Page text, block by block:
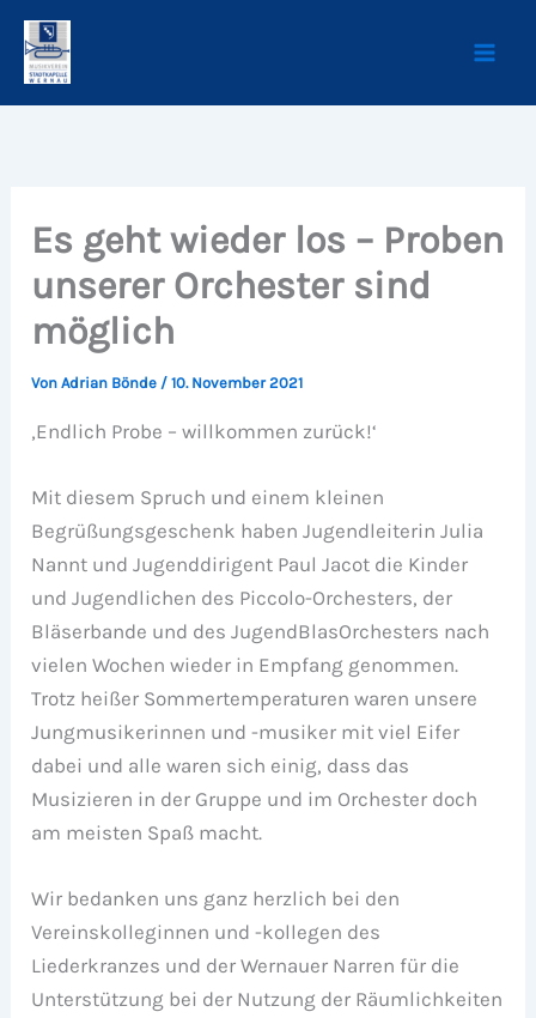
Zum
Inhalt
springen
Es geht wieder los – Proben
unserer Orchester sind
möglich
VonAdrian Bönde /10. November 2021
‚Endlich Probe – willkommen zurück!‘
Mit diesem Spruch und einem kleinen
Begrüßungsgeschenk haben Jugendleiterin Julia
Nannt und Jugenddirigent Paul Jacot die Kinder
und Jugendlichen des Piccolo-Orchesters, der
Bläserbande und des JugendBlasOrchesters nach
vielen Wochen wieder in Empfang genommen.
Trotz heißer Sommertemperaturen waren unsere
Jungmusikerinnen und -musiker mit viel Eifer
dabei und alle waren sich einig, dass das
Musizieren in der Gruppe und im Orchester doch
am meisten Spaß macht.
Wir bedanken uns ganz herzlich bei den
Vereinskolleginnen und -kollegen des
Liederkranzes und der Wernauer Narren für die
Unterstützung bei der Nutzung der Räumlichkeiten